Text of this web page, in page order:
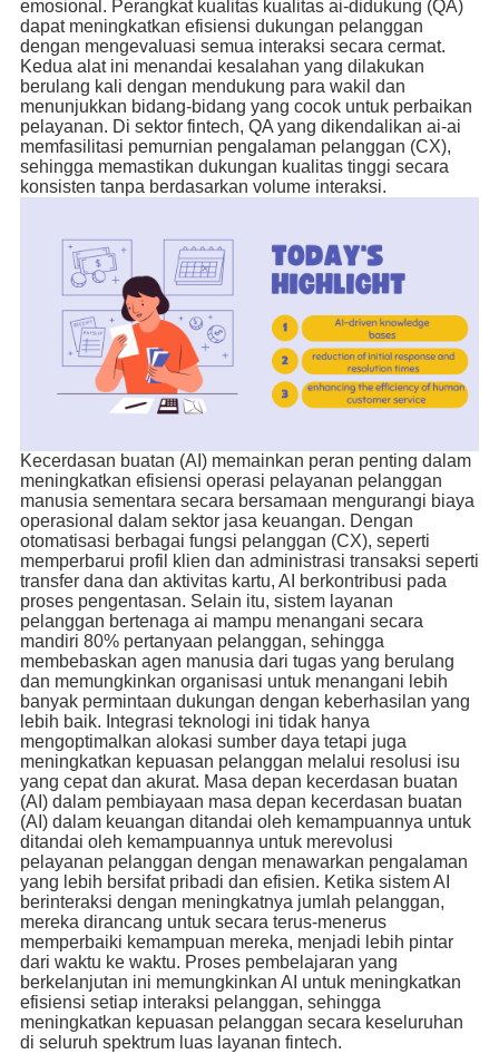
emosional. Perangkat kualitas kualitas ai-didukung (QA)
dapat meningkatkan efisiensi dukungan pelanggan
dengan mengevaluasi semua interaksi secara cermat.
Kedua alat ini menandai kesalahan yang dilakukan
berulang kali dengan mendukung para wakil dan
menunjukkan bidang-bidang yang cocok untuk perbaikan
pelayanan. Di sektor fintech, QA yang dikendalikan ai-ai
memfasilitasi pemurnian pengalaman pelanggan (CX),
sehingga memastikan dukungan kualitas tinggi secara
konsisten tanpa berdasarkan volume interaksi.
Kecerdasan buatan (AI) memainkan peran penting dalam
meningkatkan efisiensi operasi pelayanan pelanggan
manusia sementara secara bersamaan mengurangi biaya
operasional dalam sektor jasa keuangan. Dengan
otomatisasi berbagai fungsi pelanggan (CX), seperti
memperbarui profil klien dan administrasi transaksi seperti
transfer dana dan aktivitas kartu, AI berkontribusi pada
proses pengentasan. Selain itu, sistem layanan
pelanggan bertenaga ai mampu menangani secara
mandiri 80% pertanyaan pelanggan, sehingga
membebaskan agen manusia dari tugas yang berulang
dan memungkinkan organisasi untuk menangani lebih
banyak permintaan dukungan dengan keberhasilan yang
lebih baik. Integrasi teknologi ini tidak hanya
mengoptimalkan alokasi sumber daya tetapi juga
meningkatkan kepuasan pelanggan melalui resolusi isu
yang cepat dan akurat. Masa depan kecerdasan buatan
(AI) dalam pembiayaan masa depan kecerdasan buatan
(AI) dalam keuangan ditandai oleh kemampuannya untuk
ditandai oleh kemampuannya untuk merevolusi
pelayanan pelanggan dengan menawarkan pengalaman
yang lebih bersifat pribadi dan efisien. Ketika sistem AI
berinteraksi dengan meningkatnya jumlah pelanggan,
mereka dirancang untuk secara terus-menerus
memperbaiki kemampuan mereka, menjadi lebih pintar
dari waktu ke waktu. Proses pembelajaran yang
berkelanjutan ini memungkinkan AI untuk meningkatkan
efisiensi setiap interaksi pelanggan, sehingga
meningkatkan kepuasan pelanggan secara keseluruhan
di seluruh spektrum luas layanan fintech.